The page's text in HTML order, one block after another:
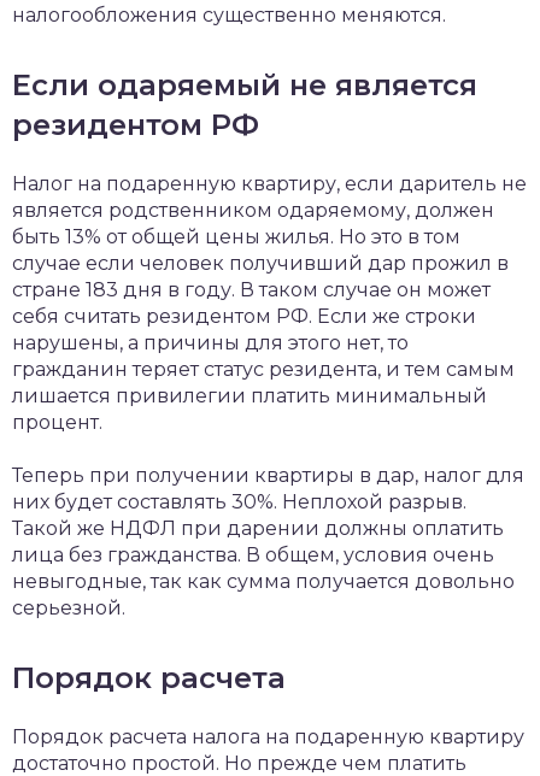
налогообложения существенно меняются.
Если одаряемый не является
резидентом РФ
Налог на подаренную квартиру, если даритель не
является родственником одаряемому, должен
быть 13% от общей цены жилья. Но это в том
случае если человек получивший дар прожил в
стране 183 дня в году. В таком случае он может
себя считать резидентом РФ. Если же строки
нарушены, а причины для этого нет, то
гражданин теряет статус резидента, и тем самым
лишается привилегии платить минимальный
процент.
Теперь при получении квартиры в дар, налог для
них будет составлять 30%. Неплохой разрыв.
Такой же НДФЛ при дарении должны оплатить
лица без гражданства. В общем, условия очень
невыгодные, так как сумма получается довольно
серьезной.
Порядок расчета
Порядок расчета налога на подаренную квартиру
достаточно простой. Но прежде чем платить